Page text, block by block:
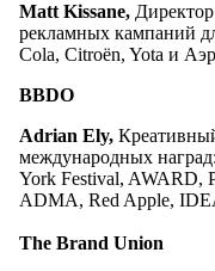
Matt Kissane,
рекламных кампаний
Cola, Citroën, Yota и
BBDO
Adrian Ely,
международных
York Festival, AWARD,
ADMA, Red Apple,
The Brand Union